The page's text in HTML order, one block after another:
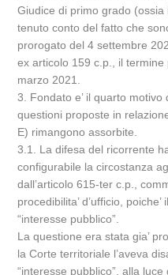
Giudice di primo grado (ossia
tenuto conto del fatto che
prorogato del 4 settembre
ex articolo 159 c.p., il termine
marzo 2021.
3. Fondato e’ il quarto
questioni proposte in
E) rimangono assorbite.
3.1. La difesa del ricorrente
configurabile la circostanza
dall’articolo 615-ter c.p.,
procedibilita’ d’ufficio,
“interesse pubblico”.
La questione era stata gia’
la Corte territoriale l’aveva
“interesse pubblico”, alla